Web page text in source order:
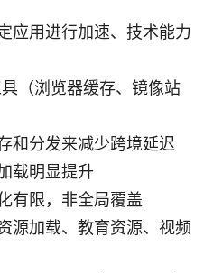
应用进行加速、技术能力
（浏览器缓存、镜像站
和分发来减少跨境延迟
载明显提升
有限，非全局覆盖
源加载、教育资源、视频